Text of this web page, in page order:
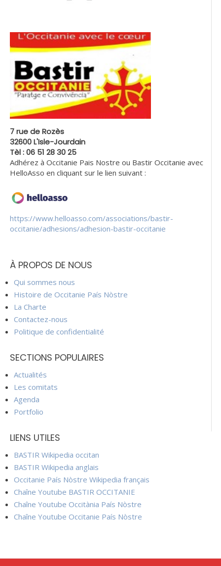
7 rue de Rozès
32600 L'Isle-Jourdain
Tèl : 06 51 28 30 25
Adhérez à Occitanie Pais Nostre ou Bastir Occitanie avec
HelloAsso en cliquant sur le lien suivant :
https://www.helloasso.com/associations/bastir-
occitanie/adhesions/adhesion-bastir-occitanie
À PROPOS DE NOUS
Qui sommes nous
Histoire de Occitanie País Nòstre
La Charte
Contactez-nous
Politique de confidentialité
SECTIONS POPULAIRES
Actualités
Les comitats
Agenda
Portfolio
LIENS UTILES
BASTIR Wikipedia occitan
BASTIR Wikipedia anglais
Occitanie País Nòstre Wikipedia français
Chaîne Youtube BASTIR OCCITANIE
Chaîne Youtube Occitània País Nòstre
Chaîne Youtube Occitanie País Nòstre